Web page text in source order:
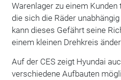
Warenlager zu einem
die sich die Räder
kann dieses Gefährt seine
einem kleinen Drehkreis
Auf der CES zeigt Hyundai
verschiedene Aufbauten